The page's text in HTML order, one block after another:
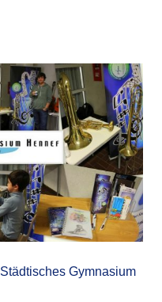
Städtisches Gymnasium